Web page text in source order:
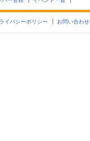
イバシーポリシー お問い合わせ